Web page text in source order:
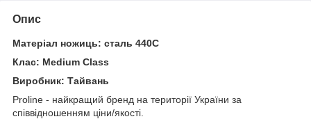
Опис
Матеріал ножиць: сталь 440С
Клас: Medium Class
Виробник: Тайвань
Proline - найкращий бренд на території України за
співвідношенням ціни/якості.